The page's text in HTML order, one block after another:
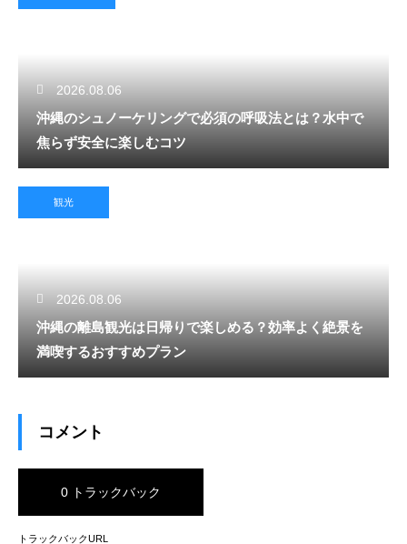
2026.08.06
沖縄のシュノーケリングで必須の呼吸法とは？水中で
焦らず安全に楽しむコツ
観光
2026.08.06
沖縄の離島観光は日帰りで楽しめる？効率よく絶景を
満喫するおすすめプラン
コメント
0 トラックバック
トラックバックURL